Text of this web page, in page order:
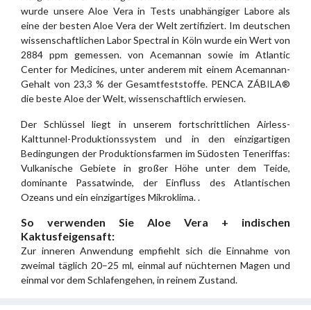
wurde unsere Aloe Vera in Tests unabhängiger Labore als
eine der besten Aloe Vera der Welt zertifiziert. Im deutschen
wissenschaftlichen Labor Spectral in Köln wurde ein Wert von
2884 ppm gemessen. von Acemannan sowie im Atlantic
Center for Medicines, unter anderem mit einem Acemannan-
Gehalt von 23,3 % der Gesamtfeststoffe. PENCA ZÁBILA®
die beste Aloe der Welt, wissenschaftlich erwiesen.
Der Schlüssel liegt in unserem fortschrittlichen Airless-
Kalttunnel-Produktionssystem und in den einzigartigen
Bedingungen der Produktionsfarmen im Südosten Teneriffas:
Vulkanische Gebiete in großer Höhe unter dem Teide,
dominante Passatwinde, der Einfluss des Atlantischen
Ozeans und ein einzigartiges Mikroklima. .
So verwenden Sie Aloe Vera + indischen
Kaktusfeigensaft:
Zur inneren Anwendung empfiehlt sich die Einnahme von
zweimal täglich 20–25 ml, einmal auf nüchternen Magen und
einmal vor dem Schlafengehen, in reinem Zustand.